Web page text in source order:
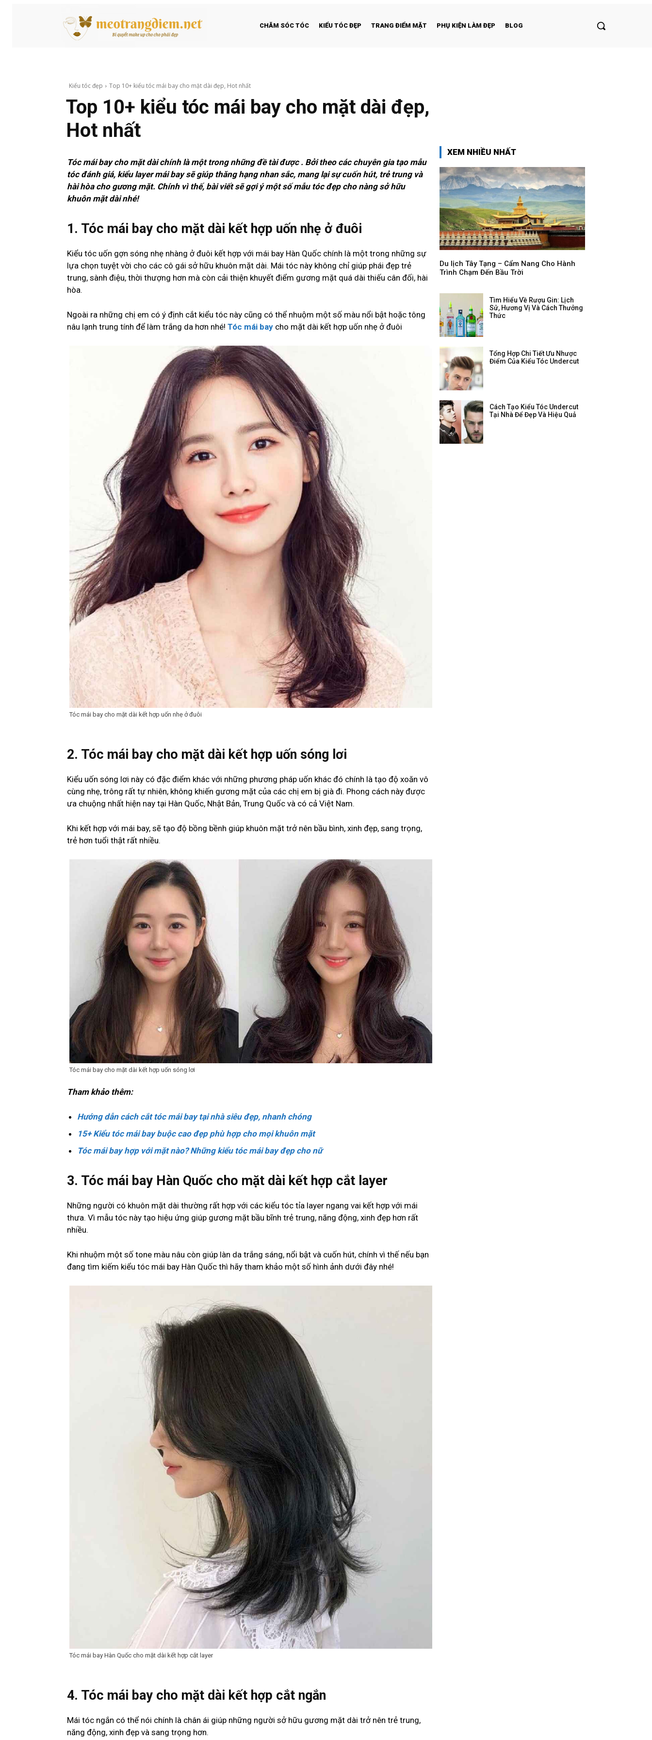
CHĂM SÓC TÓC KIỂU TÓC ĐẸP TRANG ĐIỂM MẶT PHỤ KIỆN LÀM ĐẸP BLOG
Kiểu tóc đẹp Top 10+ kiểu tóc mái bay cho mặt dài đẹp, Hot nhất
Top 10+ kiểu tóc mái bay cho mặt dài đẹp,
Hot nhất
Tóc mái bay cho mặt dài chính là một trong những đề tài được . Bởi theo các chuyên gia tạo mẫu
tóc đánh giá, kiểu layer mái bay sẽ giúp thăng hạng nhan sắc, mang lại sự cuốn hút, trẻ trung và
hài hòa cho gương mặt. Chính vì thế, bài viết sẽ gợi ý một số mẫu tóc đẹp cho nàng sở hữu
khuôn mặt dài nhé!
1. Tóc mái bay cho mặt dài kết hợp uốn nhẹ ở đuôi
Kiểu tóc uốn gợn sóng nhẹ nhàng ở đuôi kết hợp với mái bay Hàn Quốc chính là một trong những sự
lựa chọn tuyệt vời cho các cô gái sở hữu khuôn mặt dài. Mái tóc này không chỉ giúp phái đẹp trẻ
trung, sành điệu, thời thượng hơn mà còn cải thiện khuyết điểm gương mặt quá dài thiếu cân đối, hài
hòa.
Ngoài ra những chị em có ý định cắt kiểu tóc này cũng có thể nhuộm một số màu nổi bật hoặc tông
nâu lạnh trung tính để làm trắng da hơn nhé! Tóc mái bay cho mặt dài kết hợp uốn nhẹ ở đuôi
Tóc mái bay cho mặt dài kết hợp uốn nhẹ ở đuôi
2. Tóc mái bay cho mặt dài kết hợp uốn sóng lơi
Kiểu uốn sóng lơi này có đặc điểm khác với những phương pháp uốn khác đó chính là tạo độ xoăn vô
cùng nhẹ, trông rất tự nhiên, không khiến gương mặt của các chị em bị già đi. Phong cách này được
ưa chuộng nhất hiện nay tại Hàn Quốc, Nhật Bản, Trung Quốc và có cả Việt Nam.
Khi kết hợp với mái bay, sẽ tạo độ bồng bềnh giúp khuôn mặt trở nên bầu bình, xinh đẹp, sang trọng,
trẻ hơn tuổi thật rất nhiều.
Tóc mái bay cho mặt dài kết hợp uốn sóng lơi
Tham khảo thêm:
Hướng dẫn cách cắt tóc mái bay tại nhà siêu đẹp, nhanh chóng
15+ Kiểu tóc mái bay buộc cao đẹp phù hợp cho mọi khuôn mặt
Tóc mái bay hợp với mặt nào? Những kiểu tóc mái bay đẹp cho nữ
3. Tóc mái bay Hàn Quốc cho mặt dài kết hợp cắt layer
Những người có khuôn mặt dài thường rất hợp với các kiểu tóc tỉa layer ngang vai kết hợp với mái
thưa. Vì mẫu tóc này tạo hiệu ứng giúp gương mặt bầu bĩnh trẻ trung, năng động, xinh đẹp hơn rất
nhiều.
Khi nhuộm một số tone màu nâu còn giúp làn da trắng sáng, nổi bật và cuốn hút, chính vì thế nếu bạn
đang tìm kiếm kiểu tóc mái bay Hàn Quốc thì hãy tham khảo một số hình ảnh dưới đây nhé!
Tóc mái bay Hàn Quốc cho mặt dài kết hợp cắt layer
4. Tóc mái bay cho mặt dài kết hợp cắt ngắn
Mái tóc ngắn có thể nói chính là chân ái giúp những người sở hữu gương mặt dài trở nên trẻ trung,
năng động, xinh đẹp và sang trọng hơn.
XEM NHIỀU NHẤT
Du lịch Tây Tạng – Cẩm Nang Cho Hành
Trình Chạm Đến Bầu Trời
Tìm Hiểu Về Rượu Gin: Lịch
Sử, Hương Vị Và Cách Thưởng
Thức
Tổng Hợp Chi Tiết Ưu Nhược
Điểm Của Kiểu Tóc Undercut
Cách Tạo Kiểu Tóc Undercut
Tại Nhà Để Đẹp Và Hiệu Quả